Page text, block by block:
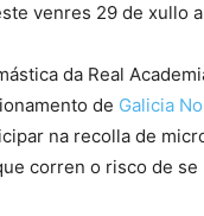
venres 29 de xullo
da Real
de Galicia
na recolla de
corren o risco de se